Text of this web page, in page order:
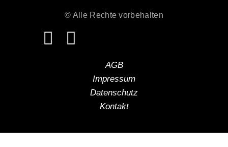
© Alle Rechte vorbehalten
AGB
Impressum
Datenschutz
Kontakt